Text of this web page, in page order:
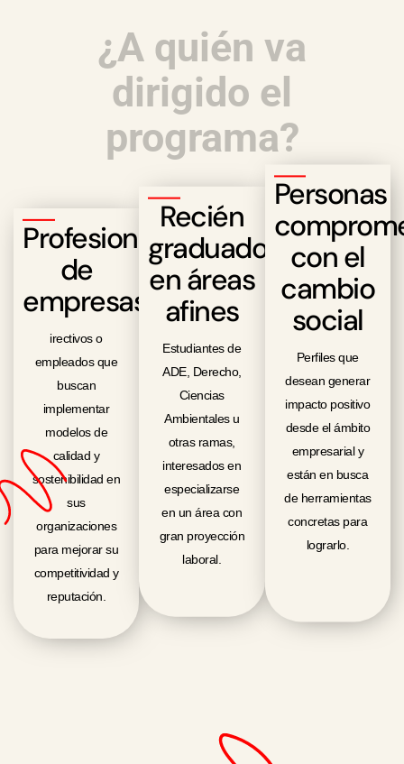
¿A quién va
dirigido el
programa?
Profesionales
de
empresas
irectivos o
empleados que
buscan
implementar
modelos de
calidad y
sostenibilidad en
sus
organizaciones
para mejorar su
competitividad y
reputación.
Recién
graduados
en áreas
afines
Estudiantes de
ADE, Derecho,
Ciencias
Ambientales u
otras ramas,
interesados en
especializarse
en un área con
gran proyección
laboral.
Personas
con el
cambio
social
Perfiles que
desean generar
impacto positivo
desde el ámbito
empresarial y
están en busca
de herramientas
concretas para
lograrlo.